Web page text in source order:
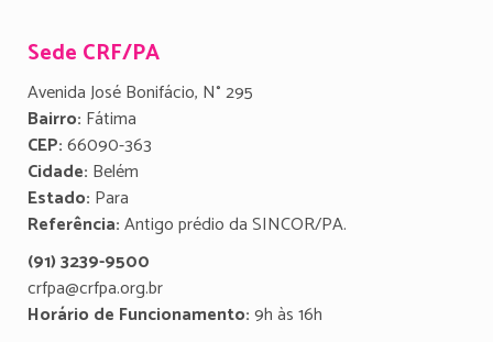
Sede CRF/PA
Avenida José Bonifácio, N° 295
Bairro: Fátima
CEP:66090-363
Cidade: Belém
Estado: Para
Referência:Antigo prédio da SINCOR/PA.
(91) 3239-9500
crfpa@crfpa.org.br
Horário de Funcionamento:9h às 16h